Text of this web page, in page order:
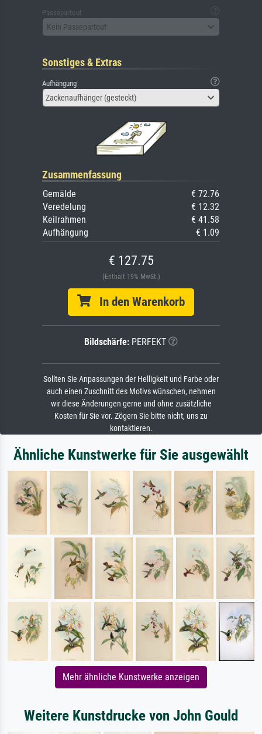
Passepartout
Kein Passepartout
Sonstiges & Extras
Aufhängung
Zackenaufhänger (gesteckt)
Zusammenfassung
Gemälde
€ 72.76
Veredelung
€ 12.32
Keilrahmen
€ 41.58
Aufhängung
€ 1.09
€ 127.75
(Enthält 19% MwSt.)
In den Warenkorb
Bildschärfe: PERFEKT
Sollten Sie Anpassungen der Helligkeit und Farbe oder
auch einen Zuschnitt des Motivs wünschen, nehmen
wir diese Änderungen gerne und ohne zusätzliche
Kosten für Sie vor. Zögern Sie bitte nicht, uns zu
kontaktieren.
Ähnliche Kunstwerke für Sie ausgewählt
Mehr ähnliche Kunstwerke anzeigen
Weitere Kunstdrucke von John Gould